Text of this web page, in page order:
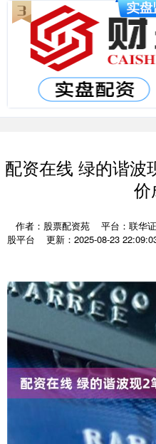
配资在线 绿的谐波
价
作者：股票配资苑
平台：联华
股平台
更新：2025-08-23